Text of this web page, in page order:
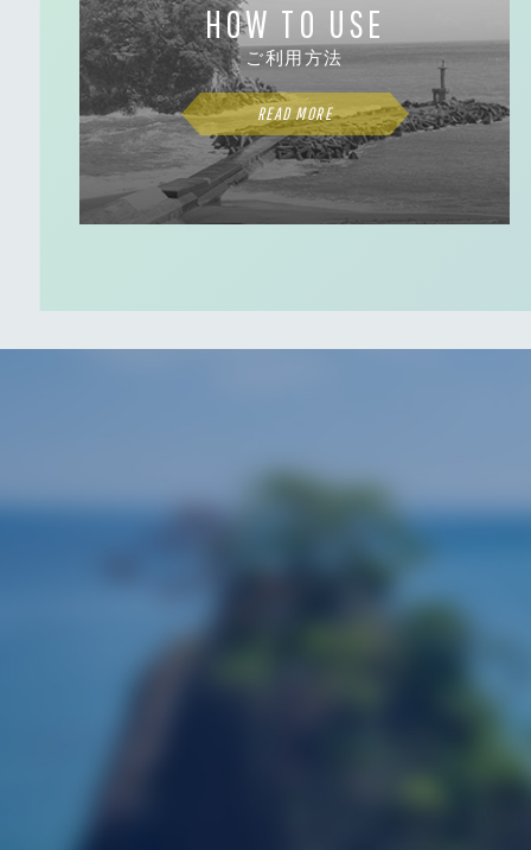
HOW TO USE
ご利用方法
READ MORE